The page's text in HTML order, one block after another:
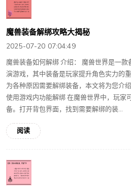
魔兽装备解绑攻略大揭秘
2025-07-20 07:04:49
魔兽装备如何解绑 介绍： 魔兽世界是一
演游戏，其中装备是玩家提升角色实力的
为各种原因需要解绑装备，本文将为您介
使用游戏内功能解绑 在魔兽世界中，玩家
备。打开背包界面，找到需要解绑的装...
阅读